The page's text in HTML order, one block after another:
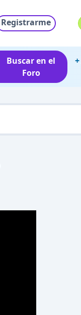
Registrarme
Buscar en el
Foro